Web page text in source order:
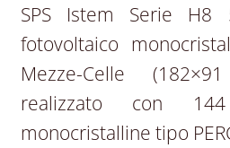
SPS Istem Serie H8
fotovoltaico
Mezze-Celle
realizzato con
monocristalline tipo